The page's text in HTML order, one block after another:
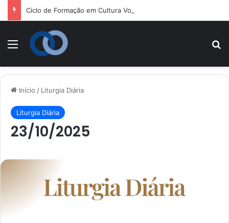
Menu
Início / Liturgia Diária
Liturgia Diária
23/10/2025